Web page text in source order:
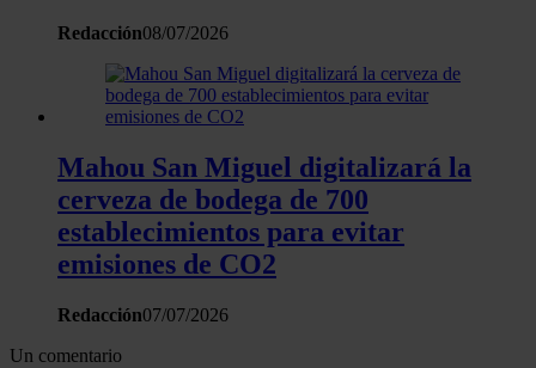
Redacción08/07/2026
Mahou San Miguel digitalizará la
cerveza de bodega de 700
establecimientos para evitar
emisiones de CO2
Redacción07/07/2026
Un comentario